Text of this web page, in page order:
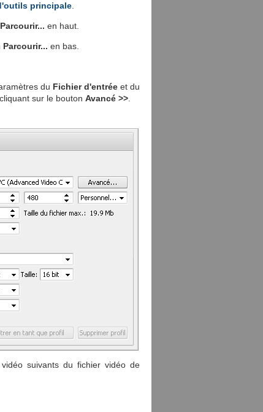
principale
Parcourir... en haut.
Parcourir... en bas.
du Fichier d'entréeet du
sur le bouton Avancé >>
suivants du fichier vidéo de